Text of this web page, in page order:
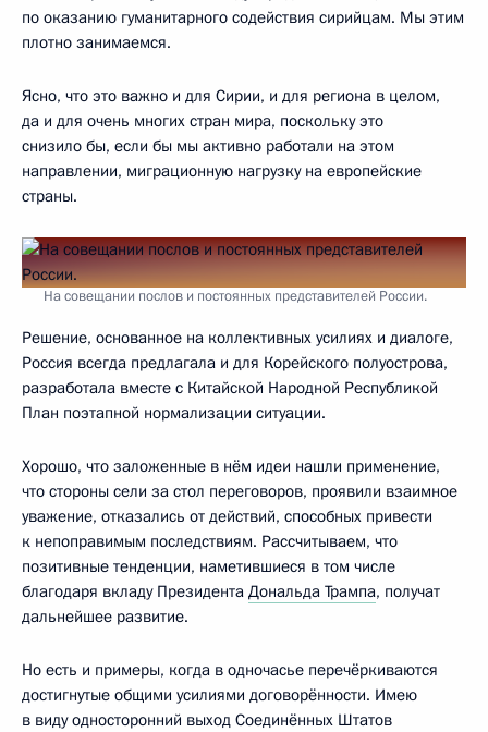
по оказанию гуманитарного содействия сирийцам. Мы этим
плотно занимаемся.
Ясно, что это важно и для Сирии, и для региона в целом,
да и для очень многих стран мира, поскольку это
снизило бы, если бы мы активно работали на этом
направлении, миграционную нагрузку на европейские
страны.
На совещании послов и постоянных представителей России.
Решение, основанное на коллективных усилиях и диалоге,
Россия всегда предлагала и для Корейского полуострова,
разработала вместе с Китайской Народной Республикой
План поэтапной нормализации ситуации.
Хорошо, что заложенные в нём идеи нашли применение,
что стороны сели за стол переговоров, проявили взаимное
уважение, отказались от действий, способных привести
к непоправимым последствиям. Рассчитываем, что
позитивные тенденции, наметившиеся в том числе
благодаря вкладу Президента Дональда Трампа, получат
дальнейшее развитие.
Но есть и примеры, когда в одночасье перечёркиваются
достигнутые общими усилиями договорённости. Имею
в виду односторонний выход Соединённых Штатов